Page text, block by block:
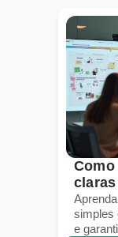
nicho
simples
e